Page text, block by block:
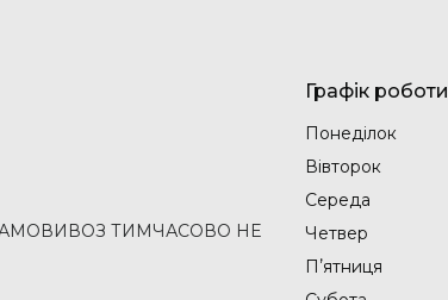
(САМОВИВОЗ ТИМЧАСОВО НЕ
Графік роботи
Понеділок
Вівторок
Середа
Четвер
Пʼятниця